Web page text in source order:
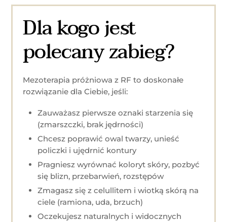
Dla kogo jest
polecany zabieg?
Mezoterapia próżniowa z RF to doskonałe
rozwiązanie dla Ciebie, jeśli:
Zauważasz pierwsze oznaki starzenia się
(zmarszczki, brak jędrności)
Chcesz poprawić owal twarzy, unieść
policzki i ujędrnić kontury
Pragniesz wyrównać koloryt skóry, pozbyć
się blizn, przebarwień, rozstępów
Zmagasz się z celullitem i wiotką skórą na
ciele (ramiona, uda, brzuch)
Oczekujesz naturalnych i widocznych